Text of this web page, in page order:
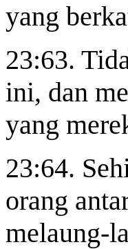
yang
23:63.
ini, dan
yang
23:64.
orang
melaung-